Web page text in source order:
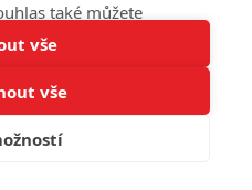
cookies.
také můžete
vám na stránce
personalizované funkce.
vztahovat pouze na
nastavení a odvolání
na stránce s
vše
vše